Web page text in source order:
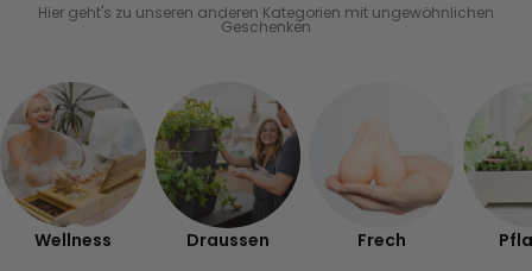
Hier geht's zu unseren anderen Kategorien mit ungewöhnlichen
Geschenken
Wellness Draussen Frech